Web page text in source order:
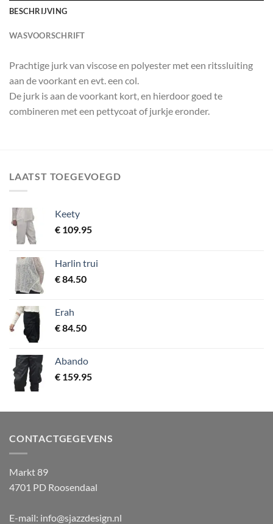
BESCHRIJVING
WASVOORSCHRIFT
Prachtige jurk van viscose en polyester met een ritssluiting
aan de voorkant en evt. een col.
De jurk is aan de voorkant kort, en hierdoor goed te
combineren met een pettycoat of jurkje eronder.
LAATST TOEGEVOEGD
Keety
€ 109.95
Harlin trui
€84.50
Erah
€84.50
Abando
€ 159.95
CONTACTGEGEVENS
Markt 89
4701 PD Roosendaal
E-mail: info@sjazzdesign.nl